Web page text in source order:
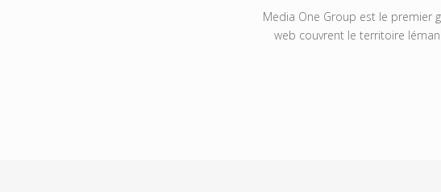
Media One Group est le premier
web couvrent le territoire